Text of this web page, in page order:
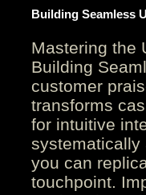
Building Seamless
Mastering the
Building
customer
transforms
for intuitive
systematically
you can
touchpoint.